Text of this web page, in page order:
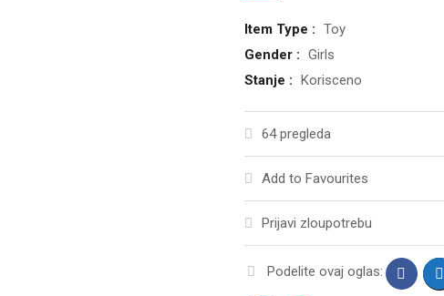
Item Type : Toy
Gender : Girls
Stanje : Korisceno
64 pregleda
Add to Favourites
Prijavi zloupotrebu
Podelite ovaj oglas: